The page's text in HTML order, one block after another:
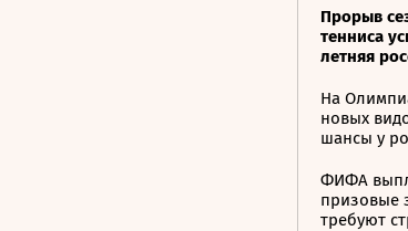
Прорыв
тенниса
летняя
На
новых
шансы у
ФИФА
призовые
требуют